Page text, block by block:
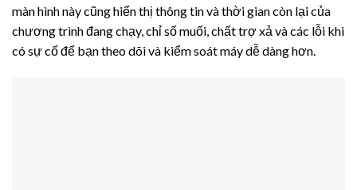
màn hình này cũng hiển thị thông tin và thời gian còn lại của
chương trình đang chạy, chỉ số muối, chất trợ xả và các lỗi khi
có sự cố để bạn theo dõi và kiểm soát máy dễ dàng hơn.